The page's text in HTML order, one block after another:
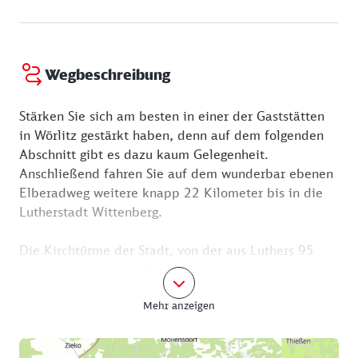
01.10. - 01.11.
Mittwoch:
Donnerstag:10:00 - 17:00 Uhr
Samstag:10:00 - 17:00 Uhr
Sonntag:10:00 - 17:00 Uhr
Wegbeschreibung
Stärken Sie sich am besten in einer der Gaststätten
in Wörlitz gestärkt haben, denn auf dem folgenden
Abschnitt gibt es dazu kaum Gelegenheit.
Anschließend fahren Sie auf dem wunderbar ebenen
Elberadweg weitere knapp 22 Kilometer bis in die
Lutherstadt Wittenberg.
Die Kirchtürme der Stadt, von der aus Luthers 95
Thesen anhaltenden Trubel in der Weltgeschichte
verursachten, grüßen Sie schon von weitem. Auf dem
letzten Stück fahren Sie an der Bundesstraße
ist die Elbe überquert, Sie sind links abgebogen und
Mehr anzeigen